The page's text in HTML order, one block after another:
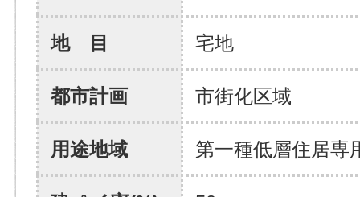
地 目 宅地
都市計画 市街化区域
用途地域 第一種低層住居専